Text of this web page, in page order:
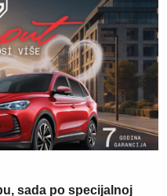
sada po specijalnoj